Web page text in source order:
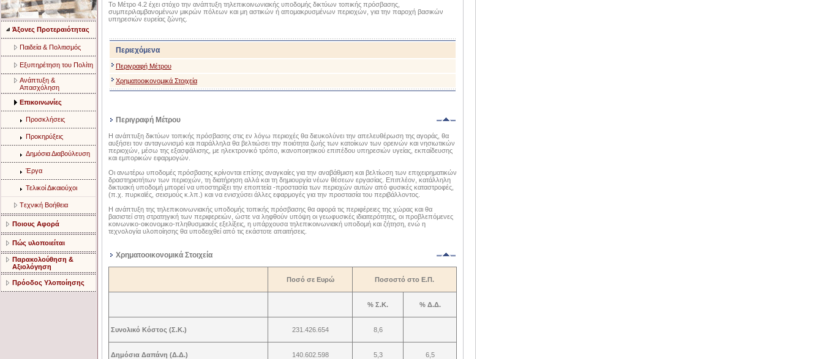
Άξονες Προτεραιότητας
Παιδεία & Πολιτισμός
Eξυπηρέτηση του Πολίτη
Aνάπτυξη &
Aπασχόληση
Eπικοινωνίες
Προσκλήσεις
Προκηρύξεις
Δημόσια Διαβούλευση
Έργα
Τελικοί Δικαιούχοι
Tεχνική Bοήθεια
Ποιους Αφορά
Πώς υλοποιείται
Παρακολούθηση &
Αξιολόγηση
Πρόοδος Υλοποίησης
Το Μέτρο 4.2 έχει στόχο την ανάπτυξη τηλεπικοινωνιακής υποδομής δικτύων τοπικής πρόσβασης,
συμπεριλαμβανομένων μικρών πόλεων και μη αστικών ή απομακρυσμένων περιοχών, για την παροχή βασικών
υπηρεσιών ευρείας ζώνης.
Περιεχόμενα
Περιγραφή Μέτρου
Χρηματοοικονομικά Στοιχεία
Περιγραφή Μέτρου
Η ανάπτυξη δικτύων τοπικής πρόσβασης στις εν λόγω περιοχές θα διευκολύνει την απελευθέρωση της αγοράς, θα
αυξήσει τον ανταγωνισμό και παράλληλα θα βελτιώσει την ποιότητα ζωής των κατοίκων των ορεινών και νησιωτικών
περιοχών, μέσω της εξασφάλισης, με ηλεκτρονικό τρόπο, ικανοποιητικού επιπέδου υπηρεσιών υγείας, εκπαίδευσης
και εμπορικών εφαρμογών.
Οι ανωτέρω υποδομές πρόσβασης κρίνονται επίσης αναγκαίες για την αναβάθμιση και βελτίωση των επιχειρηματικών
δραστηριοτήτων των περιοχών, τη διατήρηση αλλά και τη δημιουργία νέων θέσεων εργασίας. Επιπλέον, κατάλληλη
δικτυακή υποδομή μπορεί να υποστηρίξει την εποπτεία -προστασία των περιοχών αυτών από φυσικές καταστροφές,
(π.χ. πυρκαϊές, σεισμούς κ.λπ.) και να ενισχύσει άλλες εφαρμογές για την προστασία του περιβάλλοντος.
Η ανάπτυξη της τηλεπικοινωνιακής υποδομής τοπικής πρόσβασης θα αφορά τις περιφέρειες της χώρας και θα
βασιστεί στη στρατηγική των περιφερειών, ώστε να ληφθούν υπόψη οι γεωφυσικές ιδιαιτερότητες, οι προβλεπόμενες
κοινωνικο-οικονομικο-πληθυσμιακές εξελίξεις, η υπάρχουσα τηλεπικοινωνιακή υποδομή και ζήτηση, ενώ η
τεχνολογία υλοποίησης θα υποδειχθεί από τις εκάστοτε απαιτήσεις.
Χρηματοοικονομικά Στοιχεία
Ποσό σε Ευρώ Ποσοστό στο Ε.Π.
% Σ.Κ. % Δ.Δ.
Συνολικό Κόστος (Σ.Κ.) 231.426.654 8,6
Δημόσια Δαπάνη (Δ.Δ.) 140.602.598 5,3 6,5